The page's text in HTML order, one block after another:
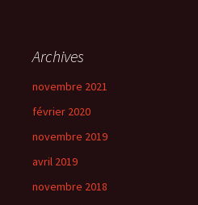
Archives
novembre 2021
février 2020
novembre 2019
avril 2019
novembre 2018